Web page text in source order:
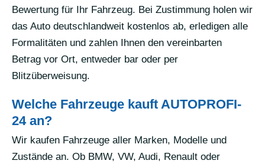
Bewertung für Ihr Fahrzeug. Bei Zustimmung holen wir
das Auto deutschlandweit kostenlos ab, erledigen alle
Formalitäten und zahlen Ihnen den vereinbarten
Betrag vor Ort, entweder bar oder per
Blitzüberweisung.
Welche Fahrzeuge kauft AUTOPROFI-
24 an?
Wir kaufen Fahrzeuge aller Marken, Modelle und
Zustände an. Ob BMW, VW, Audi, Renault oder